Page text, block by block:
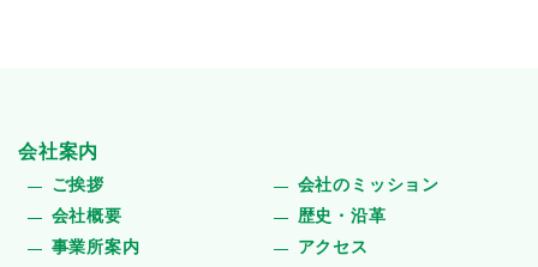
会社案内
ご挨拶
会社のミッション
会社概要
歴史・沿革
事業所案内
アクセス